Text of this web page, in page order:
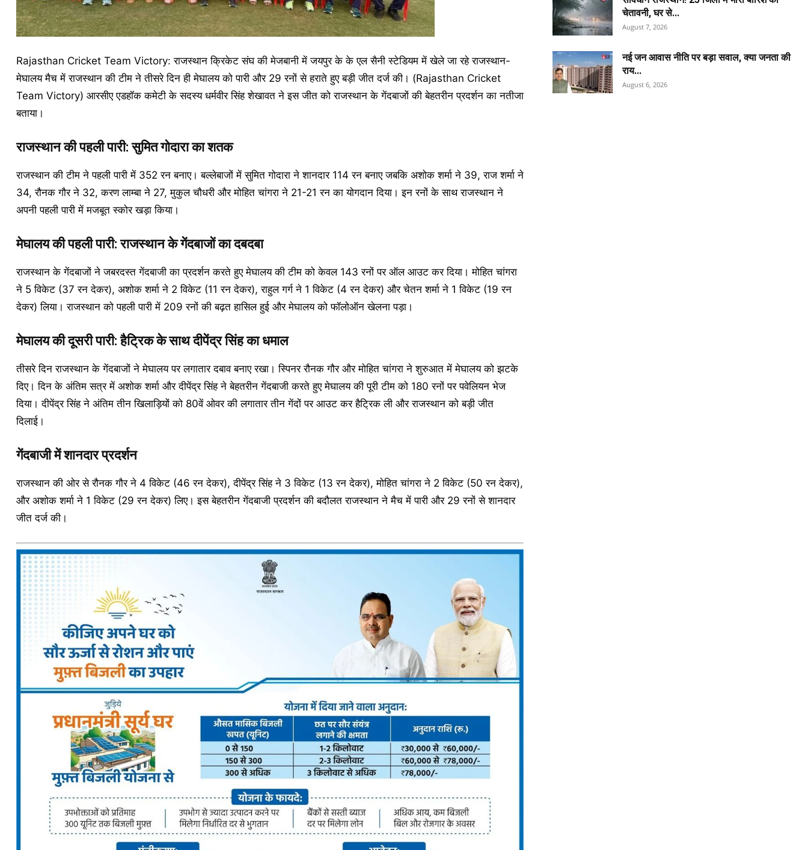
Rajasthan Cricket Team Victory: राजस्थान क्रिकेट संघ की मेजबानी में जयपुर के के एल सैनी स्टेडियम में खेले जा रहे राजस्थान-
मेघालय मैच में राजस्थान की टीम ने तीसरे दिन ही मेघालय को पारी और 29 रनों से हराते हुए बड़ी जीत दर्ज की। (Rajasthan Cricket
Team Victory) आरसीए एडहॉक कमेटी के सदस्य धर्मवीर सिंह शेखावत ने इस जीत को राजस्थान के गेंदबाजों की बेहतरीन प्रदर्शन का नतीजा
बताया।
राजस्थान की पहली पारी: सुमित गोदारा का शतक
राजस्थान की टीम ने पहली पारी में 352 रन बनाए। बल्लेबाजों में सुमित गोदारा ने शानदार 114 रन बनाए जबकि अशोक शर्मा ने 39, राज शर्मा ने
34, रौनक गौर ने 32, करण लाम्बा ने 27, मुकुल चौधरी और मोहित चांगरा ने 21-21 रन का योगदान दिया। इन रनों के साथ राजस्थान ने
अपनी पहली पारी में मजबूत स्कोर खड़ा किया।
मेघालय की पहली पारी: राजस्थान के गेंदबाजों का दबदबा
राजस्थान के गेंदबाजों ने जबरदस्त गेंदबाजी का प्रदर्शन करते हुए मेघालय की टीम को केवल 143 रनों पर ऑल आउट कर दिया। मोहित चांगरा
ने 5 विकेट (37 रन देकर), अशोक शर्मा ने 2 विकेट (11 रन देकर), राहुल गर्ग ने 1 विकेट (4 रन देकर) और चेतन शर्मा ने 1 विकेट (19 रन
देकर) लिया। राजस्थान को पहली पारी में 209 रनों की बढ़त हासिल हुई और मेघालय को फॉलोऑन खेलना पड़ा।
मेघालय की दूसरी पारी: हैट्रिक के साथ दीपेंद्र सिंह का धमाल
तीसरे दिन राजस्थान के गेंदबाजों ने मेघालय पर लगातार दबाव बनाए रखा। स्पिनर रौनक गौर और मोहित चांगरा ने शुरुआत में मेघालय को झटके
दिए। दिन के अंतिम सत्र में अशोक शर्मा और दीपेंद्र सिंह ने बेहतरीन गेंदबाजी करते हुए मेघालय की पूरी टीम को 180 रनों पर पवेलियन भेज
दिया। दीपेंद्र सिंह ने अंतिम तीन खिलाड़ियों को 80वें ओवर की लगातार तीन गेंदों पर आउट कर हैट्रिक ली और राजस्थान को बड़ी जीत
दिलाई।
गेंदबाजी में शानदार प्रदर्शन
राजस्थान की ओर से रौनक गौर ने 4 विकेट (46 रन देकर), दीपेंद्र सिंह ने 3 विकेट (13 रन देकर), मोहित चांगरा ने 2 विकेट (50 रन देकर),
और अशोक शर्मा ने 1 विकेट (29 रन देकर) लिए। इस बेहतरीन गेंदबाजी प्रदर्शन की बदौलत राजस्थान ने मैच में पारी और 29 रनों से शानदार
जीत दर्ज की।
चेतावनी, घर से...
August 7, 2026
नई जन आवास नीति पर बड़ा सवाल, क्या जनता की
राय...
August 6, 2026